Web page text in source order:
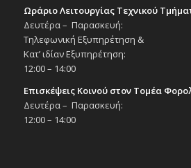
Ωράριο Λειτουργίας Τεχνικού
Δευτέρα – Παρασκευή:
Τηλεφωνική Εξυπηρέτηση &
Κατ’ ιδίαν Εξυπηρέτηση:
12:00 – 14:00
Επισκέψεις Κοινού στον Τομέα
Δευτέρα – Παρασκευή:
12:00 – 14:00